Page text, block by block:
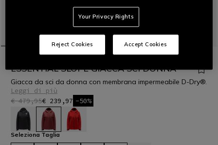
ESSENTIAL SLOPE GIACCA SCI DONNA
Giacca da sci da donna con membrana impermeabile D-Dry®.
Leggi di più
€ 479,95€ 239,97 -50%
selezionato
Seleziona Taglia
Your Privacy Rights
Reject Cookies Accept Cookies